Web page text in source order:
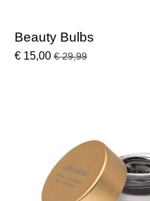
Beauty Bulbs
€ 15,00 € 29,99